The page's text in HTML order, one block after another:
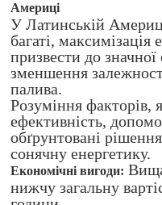
Америці
У Латинській
багаті,
призвести до значної
зменшення
палива.
Розуміння факторів,
ефективність,
обґрунтовані
сонячну енергетику.
Економічні вигоди:
нижчу загальну